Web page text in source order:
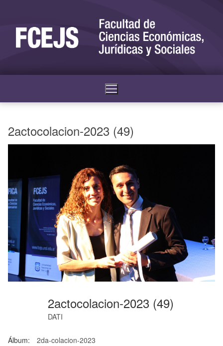
2actocolacion-2023 (49)
2actocolacion-2023 (49)
DATI
Álbum: 2da-colacion-2023